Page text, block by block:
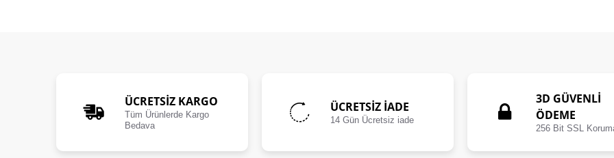
ÜCRETSIZ KARGO
Tüm Ürünlerde Kargo
Bedava
ÜCRETSIZ İADE
14 Gün Ücretsiz iade
3D GÜVENLİ
ÖDEME
256 Bit SSL